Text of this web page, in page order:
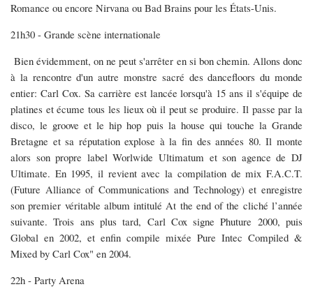
Romance ou encore Nirvana ou Bad Brains pour les États-Unis.
21h30 - Grande scène internationale
Bien évidemment, on ne peut s'arrêter en si bon chemin. Allons donc
à la rencontre d'un autre monstre sacré des dancefloors du monde
entier: Carl Cox. Sa carrière est lancée lorsqu'à 15 ans il s'équipe de
platines et écume tous les lieux où il peut se produire. Il passe par la
disco, le groove et le hip hop puis la house qui touche la Grande
Bretagne et sa réputation explose à la fin des années 80. Il monte
alors son propre label Worlwide Ultimatum et son agence de DJ
Ultimate. En 1995, il revient avec la compilation de mix F.A.C.T.
(Future Alliance of Communications and Technology) et enregistre
son premier véritable album intitulé At the end of the cliché l’année
suivante. Trois ans plus tard, Carl Cox signe Phuture 2000, puis
Global en 2002, et enfin compile mixée Pure Intec Compiled &
Mixed by Carl Cox" en 2004.
22h - Party Arena